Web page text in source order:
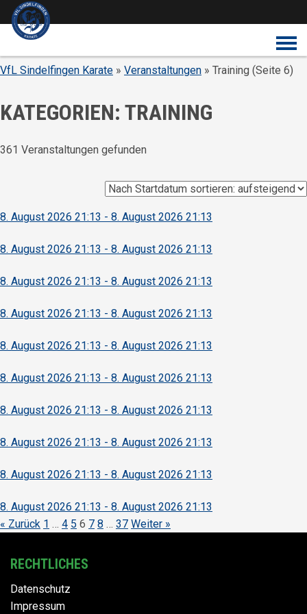
Überspringe den Content
VfL Sindelfingen Karate » Veranstaltungen » Training (Seite 6)
KATEGORIEN: TRAINING
361 Veranstaltungen gefunden
8. August 2026 21:13 - 8. August 2026 21:13
8. August 2026 21:13 - 8. August 2026 21:13
8. August 2026 21:13 - 8. August 2026 21:13
8. August 2026 21:13 - 8. August 2026 21:13
8. August 2026 21:13 - 8. August 2026 21:13
8. August 2026 21:13 - 8. August 2026 21:13
8. August 2026 21:13 - 8. August 2026 21:13
8. August 2026 21:13 - 8. August 2026 21:13
8. August 2026 21:13 - 8. August 2026 21:13
8. August 2026 21:13 - 8. August 2026 21:13
« Zurück 1 … 4 5 6 7 8 … 37 Weiter »
RECHTLICHES
Datenschutz
Impressum